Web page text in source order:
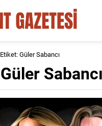
Etiket: Güler Sabancı
Güler Sabancı